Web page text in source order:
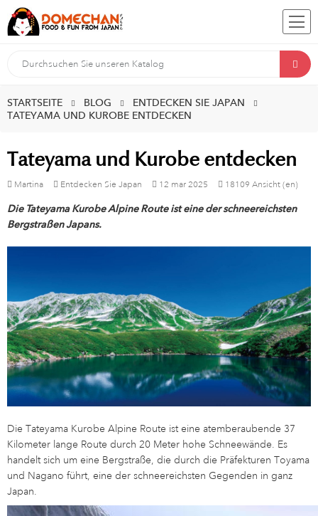
STARTSEITE BLOG
ENTDECKEN SIE JAPAN
TATEYAMA UND KUROBE ENTDECKEN
Tateyama und Kurobe entdecken
Martina Entdecken Sie Japan 12 mar 2025 18109 Ansicht (en)
Die Tateyama Kurobe Alpine Route ist eine der schneereichsten
Bergstraßen Japans.
Die Tateyama Kurobe Alpine Route ist eine atemberaubende 37
Kilometer lange Route durch 20 Meter hohe Schneewände. Es
handelt sich um eine Bergstraße, die durch die Präfekturen Toyama
und Nagano führt, eine der schneereichsten Gegenden in ganz
Japan.